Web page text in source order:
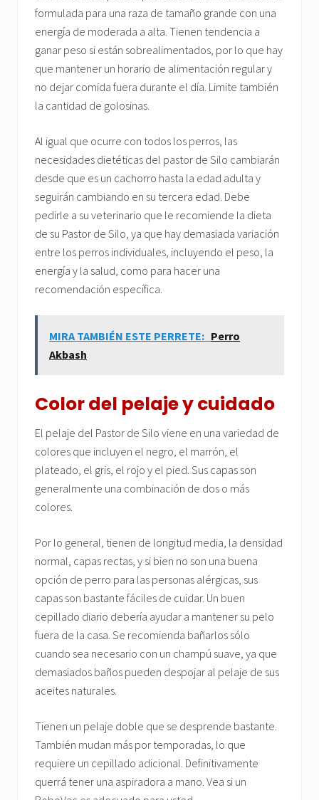
formulada para una raza de tamaño grande con una
energía de moderada a alta. Tienen tendencia a
ganar peso si están sobrealimentados, por lo que hay
que mantener un horario de alimentación regular y
no dejar comida fuera durante el día. Limite también
la cantidad de golosinas.
Al igual que ocurre con todos los perros, las
necesidades dietéticas del pastor de Silo cambiarán
desde que es un cachorro hasta la edad adulta y
seguirán cambiando en su tercera edad. Debe
pedirle a su veterinario que le recomiende la dieta
de su Pastor de Silo, ya que hay demasiada variación
entre los perros individuales, incluyendo el peso, la
energía y la salud, como para hacer una
recomendación específica.
MIRA TAMBIÉN ESTE PERRETE: Perro
Akbash
Color del pelaje y cuidado
El pelaje del Pastor de Silo viene en una variedad de
colores que incluyen el negro, el marrón, el
plateado, el gris, el rojo y el pied. Sus capas son
generalmente una combinación de dos o más
colores.
Por lo general, tienen de longitud media, la densidad
normal, capas rectas, y si bien no son una buena
opción de perro para las personas alérgicas, sus
capas son bastante fáciles de cuidar. Un buen
cepillado diario debería ayudar a mantener su pelo
fuera de la casa. Se recomienda bañarlos sólo
cuando sea necesario con un champú suave, ya que
demasiados baños pueden despojar al pelaje de sus
aceites naturales.
Tienen un pelaje doble que se desprende bastante.
También mudan más por temporadas, lo que
requiere un cepillado adicional. Definitivamente
querrá tener una aspiradora a mano. Vea si un